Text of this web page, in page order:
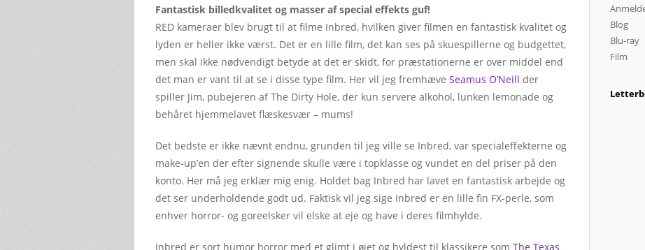
Fantastisk billedkvalitet og masser af special effekts guf!
RED kameraer blev brugt til at filme Inbred, hvilken giver filmen en fantastisk kvalitet og
lyden er heller ikke værst. Det er en lille film, det kan ses på skuespillerne og budgettet,
men skal ikke nødvendigt betyde at det er skidt, for præstationerne er over middel end
det man er vant til at se i disse type film. Her vil jeg fremhæve Seamus O’Neill der
spiller Jim, pubejeren af The Dirty Hole, der kun servere alkohol, lunken lemonade og
behåret hjemmelavet flæskesvær – mums!
Det bedste er ikke nævnt endnu, grunden til jeg ville se Inbred, var specialeffekterne og
make-up’en der efter signende skulle være i topklasse og vundet en del priser på den
konto. Her må jeg erklær mig enig. Holdet bag Inbred har lavet en fantastisk arbejde og
det ser underholdende godt ud. Faktisk vil jeg sige Inbred er en lille fin FX-perle, som
enhver horror- og goreelsker vil elske at eje og have i deres filmhylde.
Inbred er sort humor horror med et glimt i øjet og hyldest til klassikere som The Texas
Blog
Blu-ray
Film